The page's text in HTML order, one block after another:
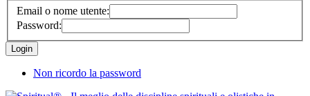
Email o nome utente:
Password:
Non ricordo la password